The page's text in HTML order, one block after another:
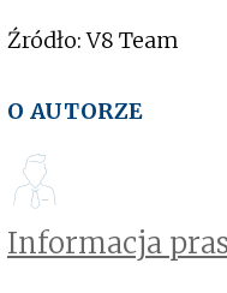
Źródło: V8 Team
O AUTORZE
Informacja